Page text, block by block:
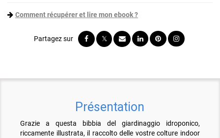
Comment récupérer et lire mon ebook ?
Présentation
Grazie a questa bibbia del giardinaggio idroponico,
riccamente illustrata, il raccolto delle vostre colture indoor